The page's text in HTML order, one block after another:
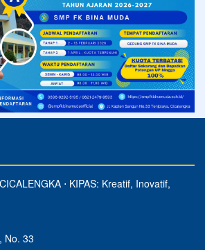
⋅ KIPAS: Kreatif, Inovatif,
No. 33